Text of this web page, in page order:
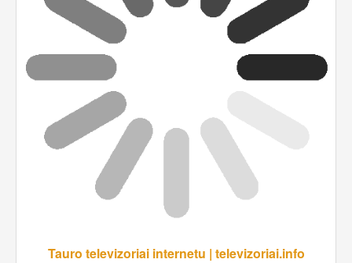
Tauro televizoriai internetu | televizoriai.info